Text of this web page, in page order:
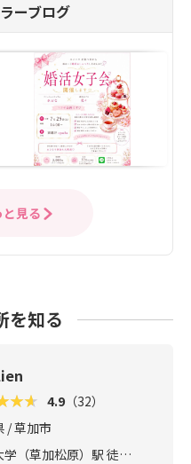
ーブログ
見る
を知る
4.9 （32）
/ 草加市
学（草加松原）駅 徒歩